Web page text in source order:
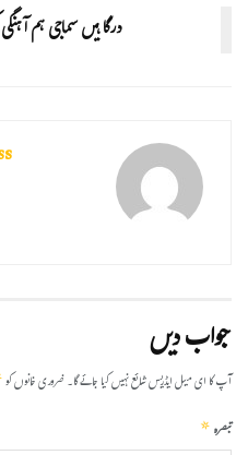
درگا ہیں سماجی ہم
جواب دیں
آپ کا ای میل ایڈریس شائع نہیں کیا جائے گا۔ضروری خانوں کو
تبصرہ*